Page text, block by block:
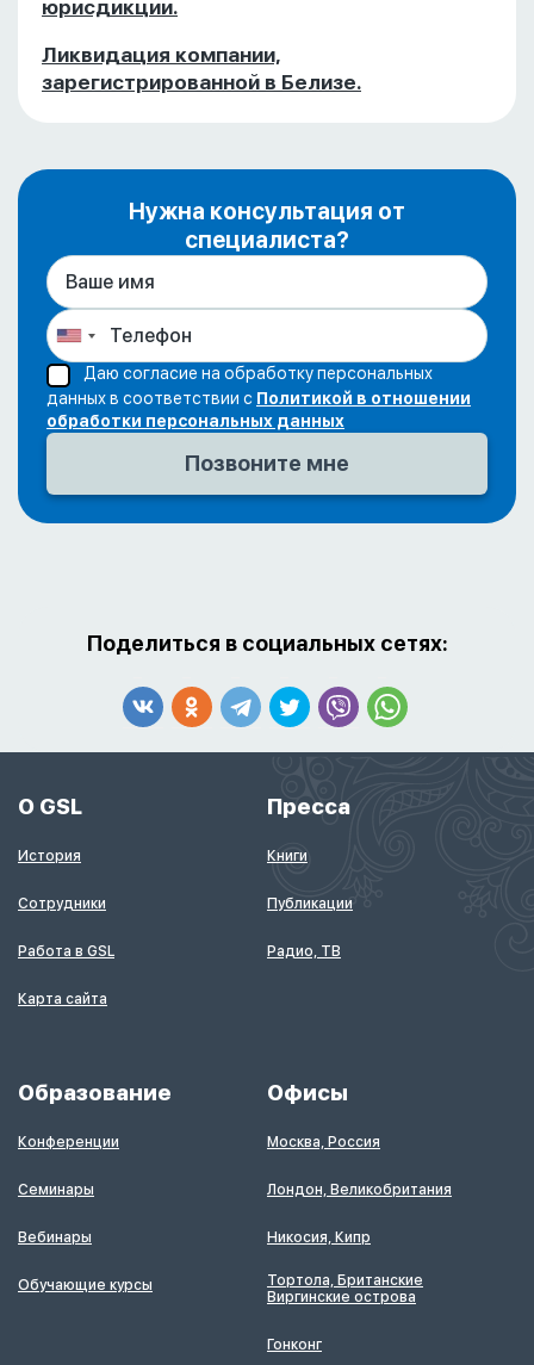
юрисдикции.
Ликвидация компании,
зарегистрированной в Белизе.
Нужна консультация от
специалиста?
Даю согласие на обработку персональных
данных в соответствии с Политикой в отношении
обработки персональных данных
Поделиться в социальных сетях:
О GSL
История
Сотрудники
Работа в GSL
Карта сайта
Пресса
Книги
Публикации
Радио, ТВ
Образование
Конференции
Семинары
Вебинары
Обучающие курсы
Офисы
Москва, Россия
Лондон, Великобритания
Никосия, Кипр
Тортола, Британские
Виргинские острова
Гонконг